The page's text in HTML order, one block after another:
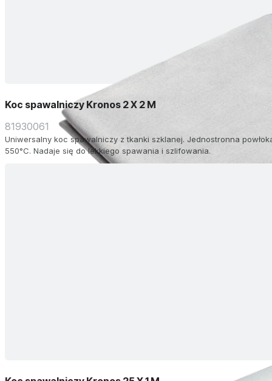
Koc spawalniczy Kronos 2 X 2 M
81930061
Uniwersalny koc spawalniczy z tkanki szklanej. Jednostronna
550°C. Nadaje się do lekkiego spawania i szlifowania.